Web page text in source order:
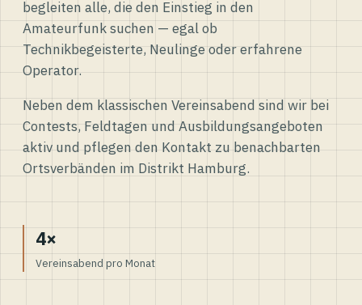
begleiten alle, die den Einstieg in den
Amateurfunk suchen — egal ob
Technikbegeisterte, Neulinge oder erfahrene
Operator.
Neben dem klassischen Vereinsabend sind wir bei
Contests, Feldtagen und Ausbildungsangeboten
aktiv und pflegen den Kontakt zu benachbarten
Ortsverbänden im Distrikt Hamburg.
4×
Vereinsabend pro Monat